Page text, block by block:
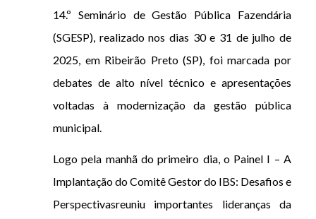
14.º Seminário de Gestão Pública Fazendária
(SGESP), realizado nos dias 30 e 31 de julho de
2025, em Ribeirão Preto (SP), foi marcada por
debates de alto nível técnico e apresentações
voltadas à modernização da gestão pública
municipal.
Logo pela manhã do primeiro dia, o Painel I – A
Implantação do Comitê Gestor do IBS: Desafios e
Perspectivasreuniu importantes lideranças da